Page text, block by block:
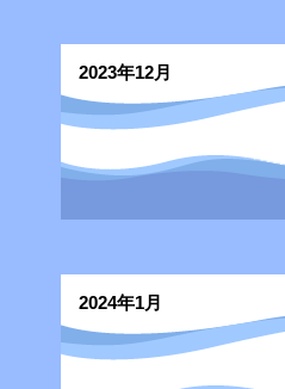
2023年12月
2024年1月